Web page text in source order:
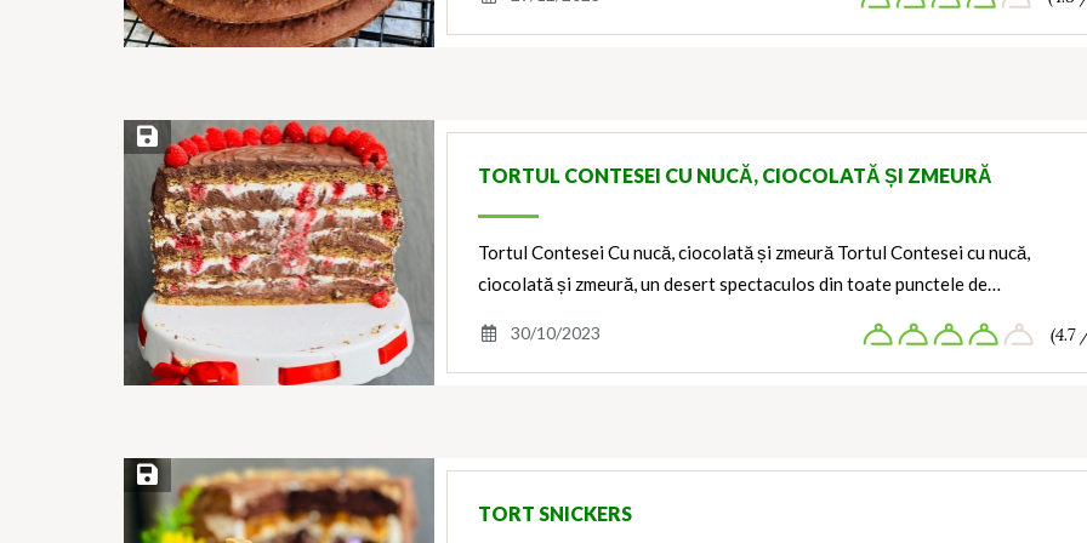
Save Recipe
TORTUL CONTESEI CU NUCĂ, CIOCOLATĂ ȘI ZMEURĂ
Tortul Contesei Cu nucă, ciocolată și zmeură Tortul Contesei cu nucă,
ciocolată și zmeură, un desert spectaculos din toate punctele de…
30/10/2023 (4.7
Save Recipe
TORT SNICKERS